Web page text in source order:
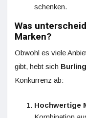
schenken.
Was
Marken?
Obwohl es viele
gibt, hebt sich
Konkurrenz ab:
Hochwertige